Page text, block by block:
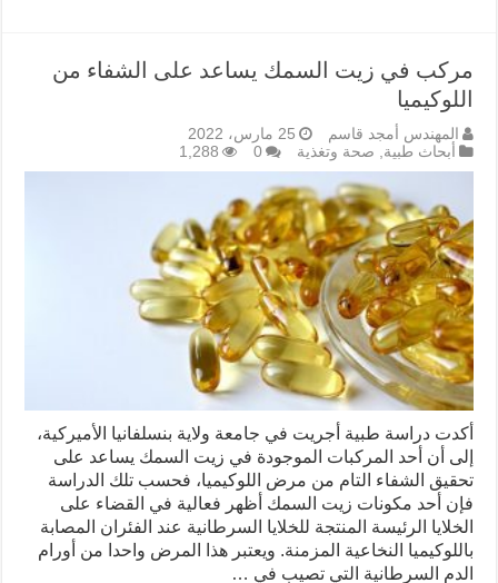
مركب في زيت السمك يساعد على الشفاء من
اللوكيميا
المهندس أمجد قاسم
25 مارس، 2022
أبحاث طبية
صحة وتغذية 0
1,288
أكدت دراسة طبية أجريت في جامعة ولاية بنسلفانيا الأميركية،
إلى أن أحد المركبات الموجودة في زيت السمك يساعد على
تحقيق الشفاء التام من مرض اللوكيميا، فحسب تلك الدراسة
فإن أحد مكونات زيت السمك أظهر فعالية في القضاء على
الخلايا الرئيسة المنتجة للخلايا السرطانية عند الفئران المصابة
باللوكيميا النخاعية المزمنة. ويعتبر هذا المرض واحدا من أورام
الدم السرطانية التي تصيب في …